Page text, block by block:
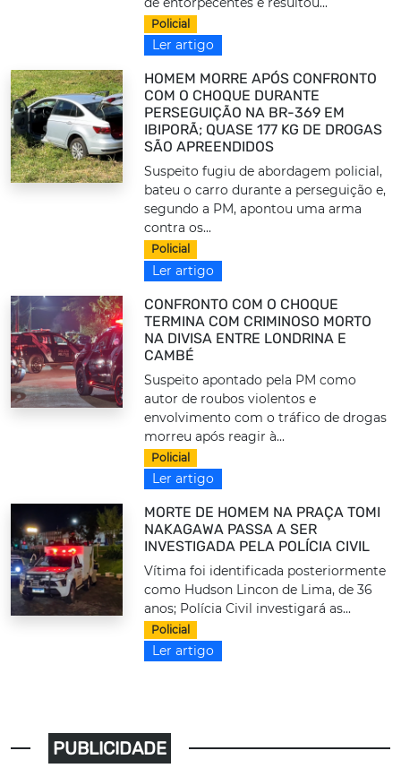
Policial
Ler artigo
HOMEM MORRE APÓS CONFRONTO
COM O CHOQUE DURANTE
PERSEGUIÇÃO NA BR-369 EM
IBIPORÃ; QUASE 177 KG DE DROGAS
SÃO APREENDIDOS
Suspeito fugiu de abordagem policial,
bateu o carro durante a perseguição e,
segundo a PM, apontou uma arma
contra os...
Policial
Ler artigo
CONFRONTO COM O CHOQUE
TERMINA COM CRIMINOSO MORTO
NA DIVISA ENTRE LONDRINA E
CAMBÉ
Suspeito apontado pela PM como
autor de roubos violentos e
envolvimento com o tráfico de drogas
morreu após reagir à...
Policial
Ler artigo
MORTE DE HOMEM NA PRAÇA TOMI
NAKAGAWA PASSA A SER
INVESTIGADA PELA POLÍCIA CIVIL
Vítima foi identificada posteriormente
como Hudson Lincon de Lima, de 36
anos; Polícia Civil investigará as...
Policial
Ler artigo
PUBLICIDADE